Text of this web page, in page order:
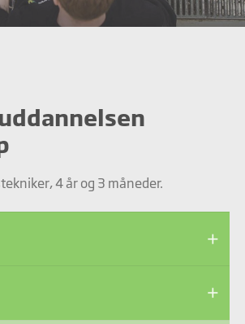
4 år og 3 måneder.
add
add